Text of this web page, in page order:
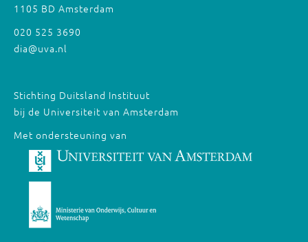
1105 BD Amsterdam
020 525 3690
dia@uva.nl
Stichting Duitsland Instituut
bij de Universiteit van Amsterdam
Met ondersteuning van